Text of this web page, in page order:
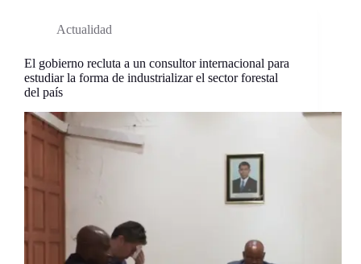
Actualidad
El gobierno recluta a un consultor internacional para
estudiar la forma de industrializar el sector forestal
del país